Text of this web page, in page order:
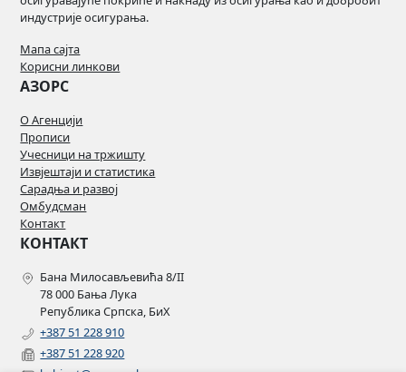
индустрије осигурања.
Мапа сајта
Корисни линкови
АЗОРС
О Агенцији
Прописи
Учесници на тржишту
Извјештаји и статистика
Сарадња и развој
Омбудсман
Контакт
КОНТАКТ
Бана Милосављевића 8/II
78 000 Бања Лука
Република Српска, БиХ
+387 51 228 910
+387 51 228 920